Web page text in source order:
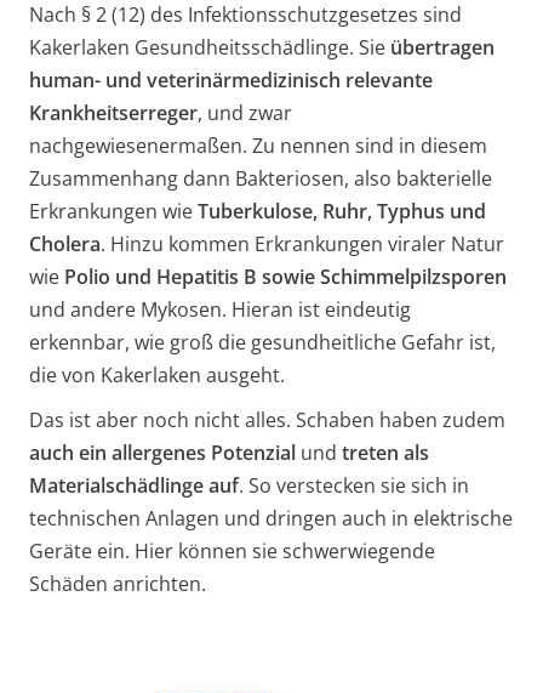
Nach § 2 (12) des Infektionsschutzgesetzes sind
Kakerlaken Gesundheitsschädlinge. Sie übertragen
human- und veterinärmedizinisch relevante
Krankheitserreger, und zwar
nachgewiesenermaßen. Zu nennen sind in diesem
Zusammenhang dann Bakteriosen, also bakterielle
Erkrankungen wieTuberkulose, Ruhr, Typhus und
Cholera. Hinzu kommen Erkrankungen viraler Natur
wie Polio und Hepatitis B sowie Schimmelpilzsporen
und andere Mykosen. Hieran ist eindeutig
erkennbar, wie groß die gesundheitliche Gefahr ist,
die von Kakerlaken ausgeht.
Das ist aber noch nicht alles. Schaben haben zudem
auch ein allergenes Potenzial und treten als
Materialschädlinge auf. So verstecken sie sich in
technischen Anlagen und dringen auch in elektrische
Geräte ein. Hier können sie schwerwiegende
Schäden anrichten.